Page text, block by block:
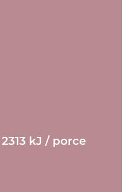
2313 kJ / porce